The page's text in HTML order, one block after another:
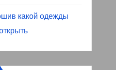
какой одежды